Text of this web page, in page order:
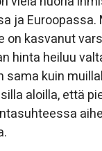
ja
on kasvanut
hinta heiluu
sama kuin
aloilla, että